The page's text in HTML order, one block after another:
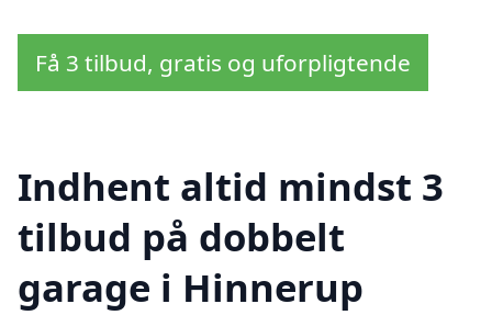
Få 3 tilbud, gratis og uforpligtende
Indhent altid mindst 3
tilbud på dobbelt
garage i Hinnerup